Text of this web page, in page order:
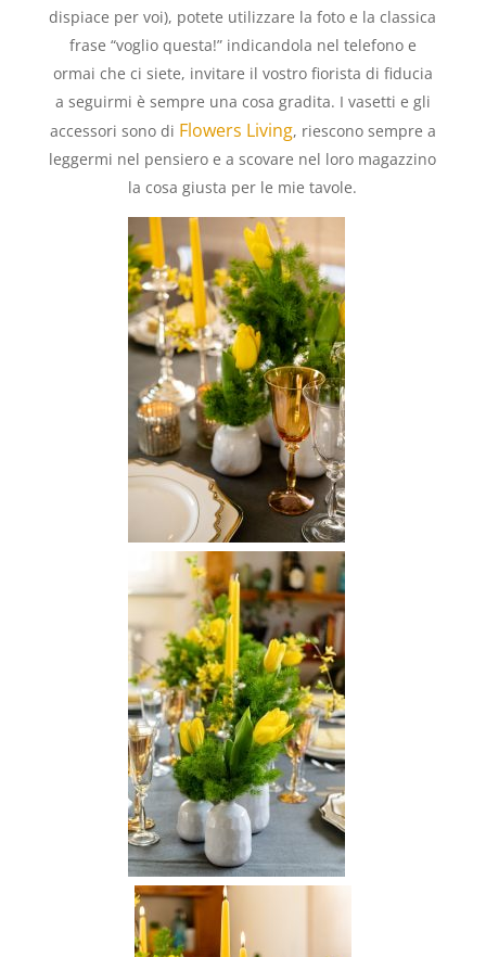
dispiace per voi), potete utilizzare la foto e la classica
frase “voglio questa!” indicandola nel telefono e
ormai che ci siete, invitare il vostro fiorista di fiducia
a seguirmi è sempre una cosa gradita. I vasetti e gli
accessori sono di Flowers Living, riescono sempre a
leggermi nel pensiero e a scovare nel loro magazzino
la cosa giusta per le mie tavole.